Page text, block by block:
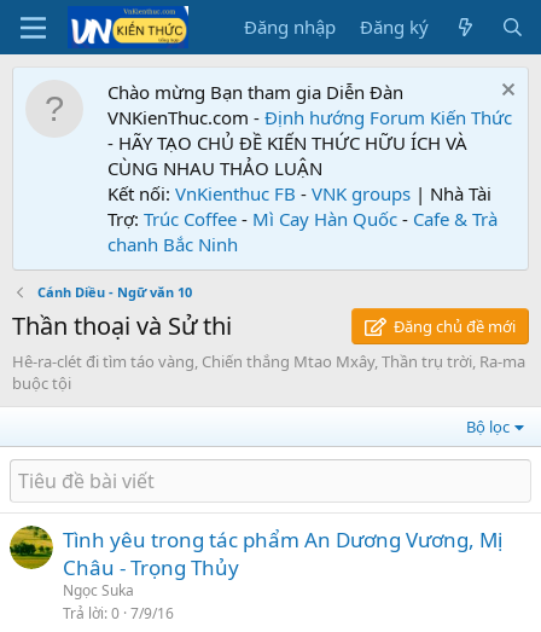
Đăng nhập Đăng ký
Chào mừng Bạn tham gia Diễn Đàn
VNKienThuc.com - Định hướng Forum Kiến Thức
- HÃY TẠO CHỦ ĐỀ KIẾN THỨC HỮU ÍCH VÀ
CÙNG NHAU THẢO LUẬN
Kết nối: VnKienthuc FB - VNK groups | Nhà Tài
Trợ: Trúc Coffee - Mì Cay Hàn Quốc - Cafe & Trà
chanh Bắc Ninh
Cánh Diều - Ngữ văn 10
Thần thoại và Sử thi
Đăng chủ đề mới
Hê-ra-clét đi tìm táo vàng, Chiến thắng Mtao Mxây, Thần trụ trời, Ra-ma
buộc tội
Bộ lọc
Tình yêu trong tác phẩm An Dương Vương, Mị
Châu - Trọng Thủy
Ngọc Suka
Trả lời 0 7/9/16